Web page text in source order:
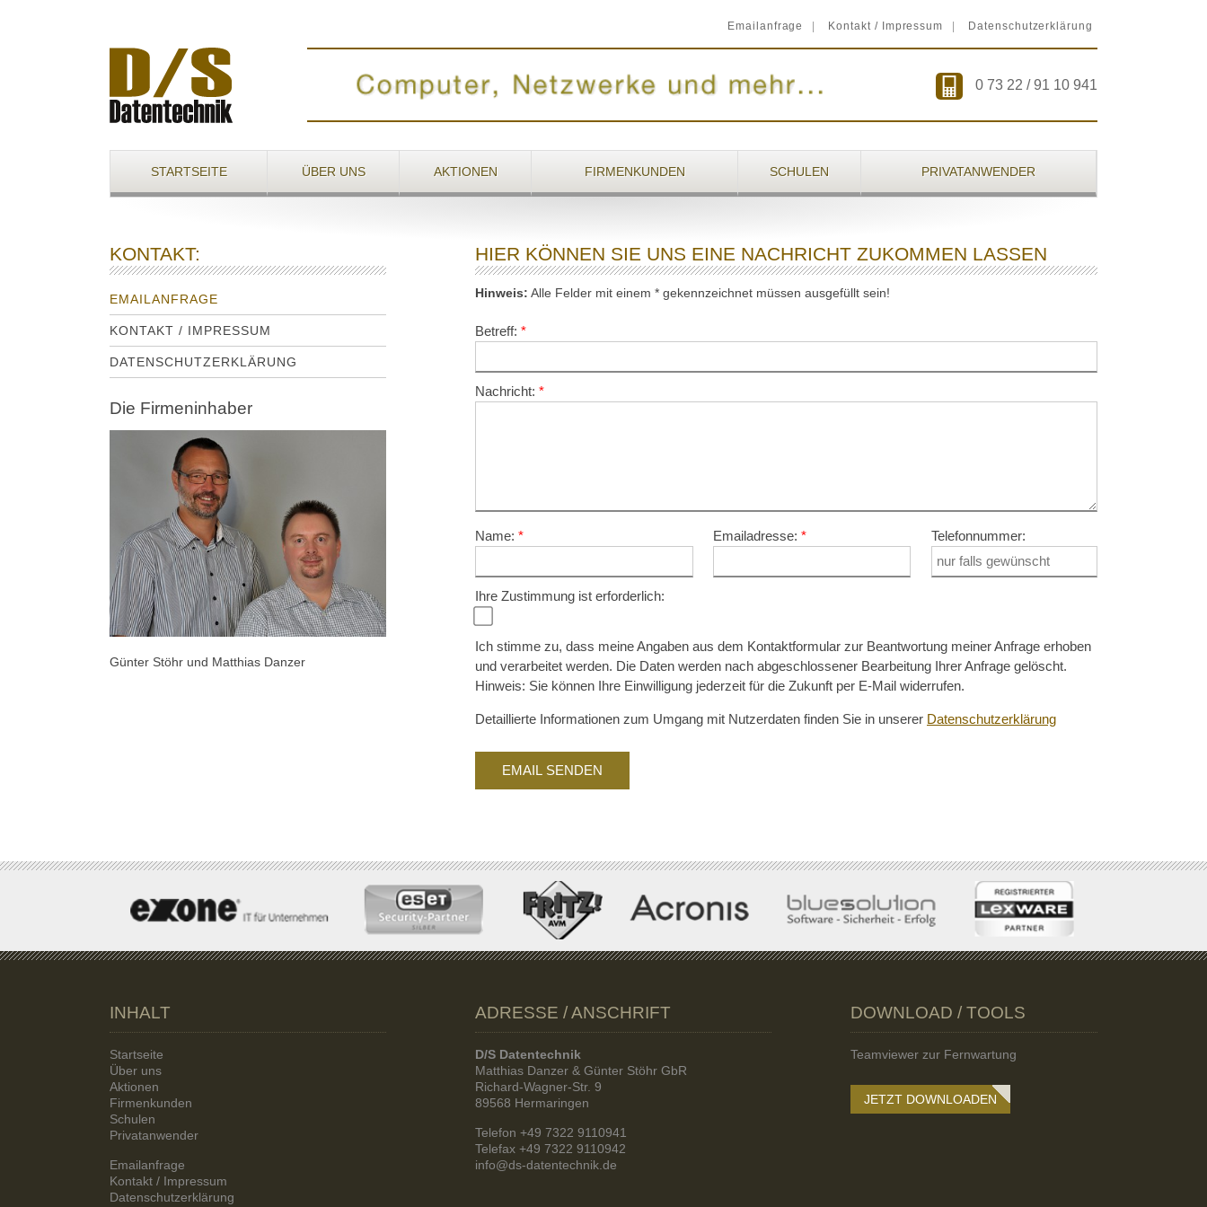
Emailanfrage Kontakt / Impressum Datenschutzerklärung
0 73 22 / 91 10 941
STARTSEITE ÜBER UNS AKTIONEN FIRMENKUNDEN SCHULEN PRIVATANWENDER
HIER KÖNNEN SIE UNS EINE NACHRICHT ZUKOMMEN LASSEN
Hinweis: Alle Felder mit einem * gekennzeichnet müssen ausgefüllt sein!
Betreff:
Nachricht:
Name: Emailadresse: Telefonnummer:
Ihre Zustimmung ist erforderlich:
Ich stimme zu, dass meine Angaben aus dem Kontaktformular zur Beantwortung meiner Anfrage erhoben
und verarbeitet werden. Die Daten werden nach abgeschlossener Bearbeitung Ihrer Anfrage gelöscht.
Hinweis: Sie können Ihre Einwilligung jederzeit für die Zukunft per E-Mail widerrufen.
Detaillierte Informationen zum Umgang mit Nutzerdaten finden Sie in unserer Datenschutzerklärung
EMAIL SENDEN
KONTAKT:
EMAILANFRAGE
KONTAKT / IMPRESSUM
DATENSCHUTZERKLÄRUNG
Die Firmeninhaber
Günter Stöhr und Matthias Danzer
INHALT
Startseite
Über uns
Aktionen
Firmenkunden
Schulen
Privatanwender
Emailanfrage
Kontakt / Impressum
Datenschutzerklärung
ADRESSE / ANSCHRIFT
D/S Datentechnik
Matthias Danzer & Günter Stöhr GbR
Richard-Wagner-Str. 9
89568 Hermaringen
Telefon +49 7322 9110941
Telefax +49 7322 9110942
info@ds-datentechnik.de
DOWNLOAD / TOOLS
Teamviewer zur Fernwartung
JETZT DOWNLOADEN